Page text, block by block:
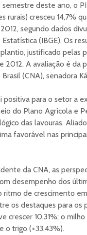
semestre deste ano, o
rurais) cresceu 14,7%
segundo dados
Estatística (IBGE). Os
justificado pelas
2012. A avaliação é da
Brasil (CNA), senadora
positiva para o setor a
do Plano Agrícola e
das lavouras.
favorável nas
da CNA, as
desempenho dos
ritmo de crescimento
os destaques para os
crescer 10,31%; o
o trigo (+33,43%).